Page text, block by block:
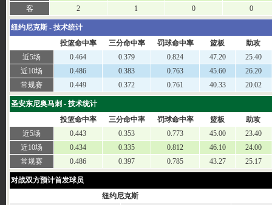
客
2 1 0 0
纽约尼克斯 - 技术统计
投篮命中率
三分命中率 罚球命中率 篮板
助攻
近5场
0.464 0.379 0.824 47.20
25.40
近10场
0.486 0.383 0.763 45.60
26.20
常规赛
0.449 0.372 0.761 40.33 20.02
圣安东尼奥马刺 - 技术统计
投篮命中率
三分命中率 罚球命中率 篮板
助攻
近5场
0.443 0.353 0.773 45.00
23.40
近10场
0.434 0.335 0.812 46.10
24.00
常规赛
0.486 0.397 0.785 43.27 25.17
对战双方预计首发球员
纽约尼克斯